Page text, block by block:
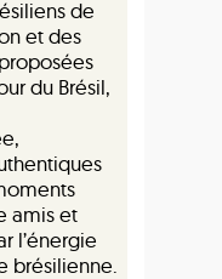
de
et des
du Brésil,
amis et
l’énergie
brésilienne.